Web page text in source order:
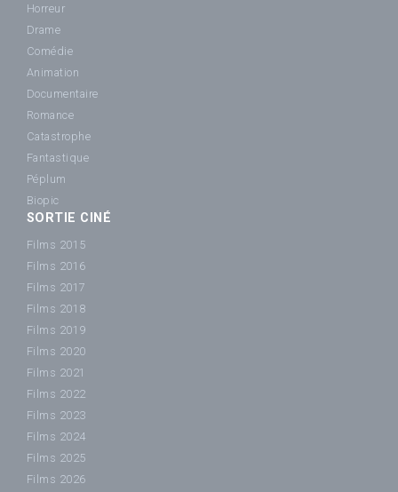
Horreur
Drame
Comédie
Animation
Documentaire
Romance
Catastrophe
Fantastique
Péplum
Biopic
SORTIE CINÉ
Films 2015
Films 2016
Films 2017
Films 2018
Films 2019
Films 2020
Films 2021
Films 2022
Films 2023
Films 2024
Films 2025
Films 2026